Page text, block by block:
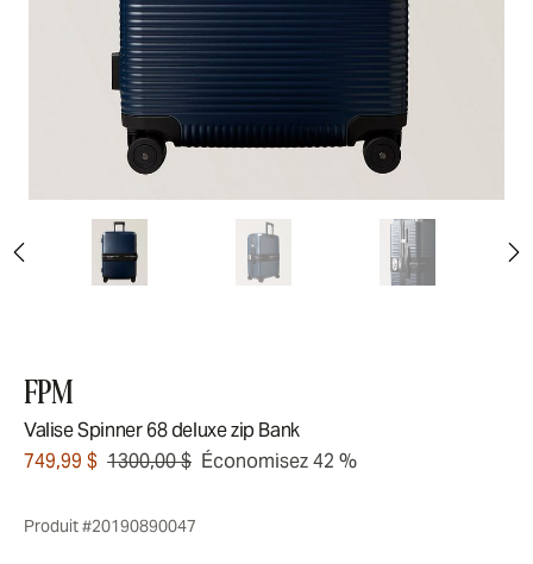
FPM
Valise Spinner 68 deluxe zip Bank
749,99 $ 1300,00 $ Économisez 42 %
Produit #20190890047